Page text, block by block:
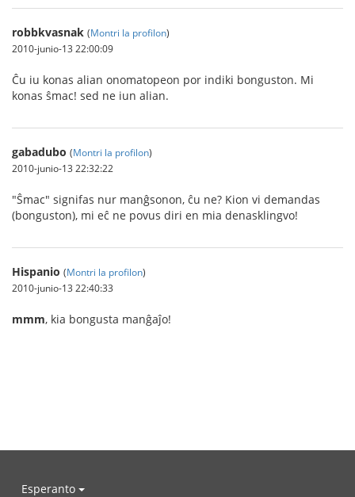
robbkvasnak (Montri la profilon)
2010-junio-13 22:00:09
Ĉu iu konas alian onomatopeon por indiki bonguston. Mi
konas ŝmac! sed ne iun alian.
gabadubo (Montri la profilon)
2010-junio-13 22:32:22
"Ŝmac" signifas nur manĝsonon, ĉu ne? Kion vi demandas
(bonguston), mi eĉ ne povus diri en mia denasklingvo!
Hispanio (Montri la profilon)
2010-junio-13 22:40:33
mmm, kia bongusta manĝaĵo!
Esperanto